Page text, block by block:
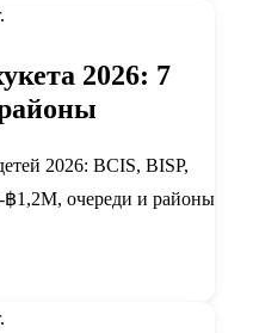
2026: 7
2026: BCIS, BISP,
1,2M, очереди и районы